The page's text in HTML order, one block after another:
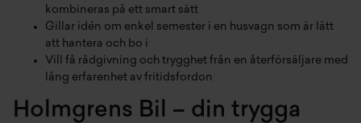
kombineras på ett smart sätt
Gillar idén om enkel semester i en husvagn som är lätt
att hantera och bo i
Vill få rådgivning och trygghet från en återförsäljare med
lång erfarenhet av fritidsfordon
Holmgrens Bil – din trygga